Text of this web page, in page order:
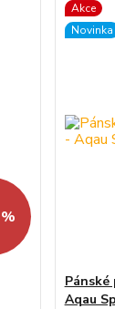
Akce
Novinka
Aqau